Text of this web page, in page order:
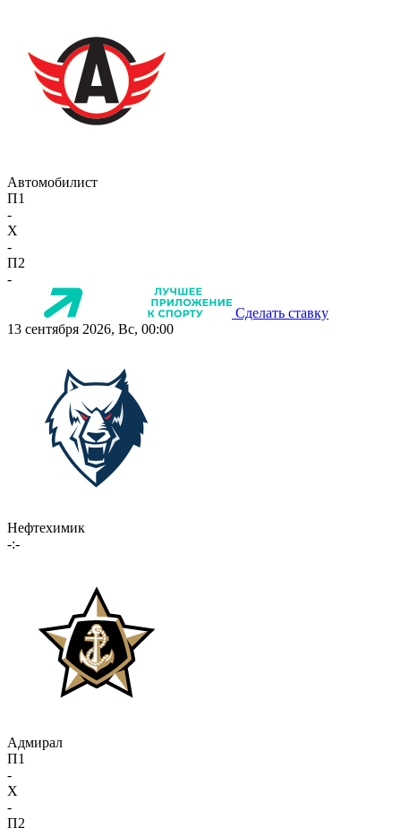
Автомобилист
П1
-
X
-
П2
-
Сделать ставку
13 сентября 2026, Вс, 00:00
Нефтехимик
-:-
Адмирал
П1
-
X
-
П2